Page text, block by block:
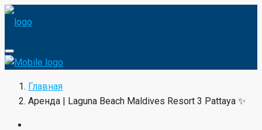
Главная
Аренда | Laguna Beach Maldives Resort 3 Pattaya ✨